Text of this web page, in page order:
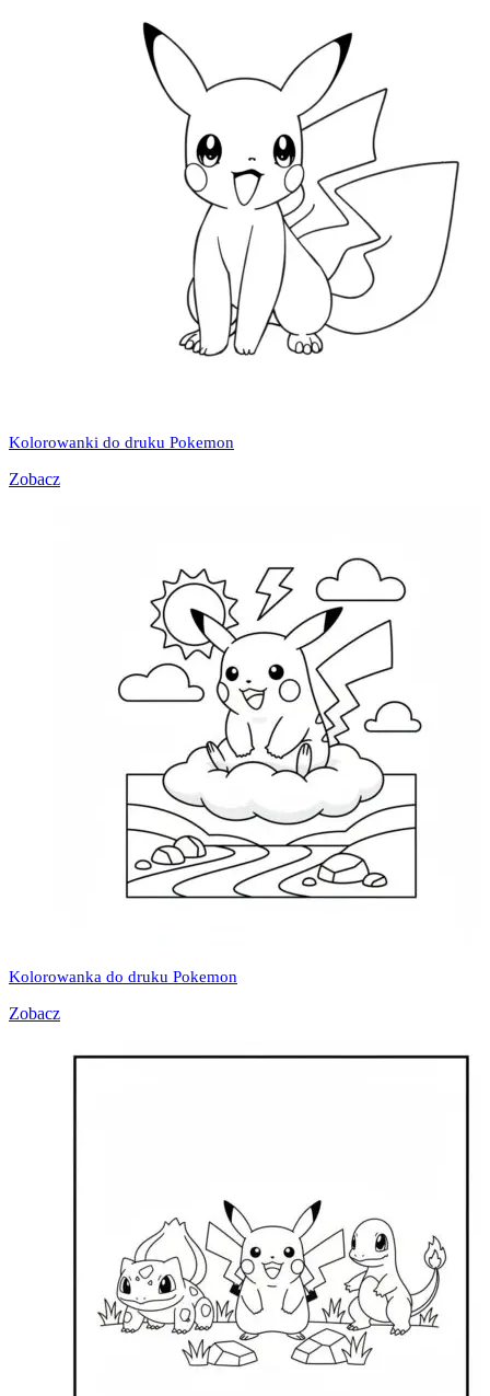
Kolorowanki do druku Pokemon
Zobacz
Kolorowanka do druku Pokemon
Zobacz